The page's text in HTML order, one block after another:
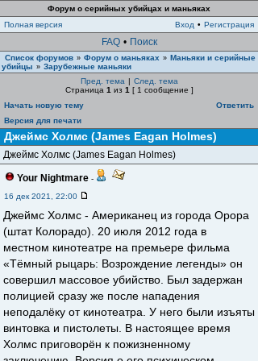
Форум о серийных убийцах и маньяках
Полная версия
Вход • Регистрация
FAQ • Поиск
Список форумов » Форум о маньяках » Маньяки и серийные
убийцы » Зарубежные маньяки
Пред. тема | След. тема
Страница 1 из 1 [ 1 сообщение ]
Начать новую тему
Ответить
Версия для печати
Джеймс Холмс (James Eagan Holmes)
Джеймс Холмс (James Eagan Holmes)
Your Nightmare -
16 дек 2021, 22:00
Джеймс Холмс - Американец из города Орора
(штат Колорадо). 20 июля 2012 года в
местном кинотеатре на премьере фильма
«Тёмный рыцарь: Возрождение легенды» он
совершил массовое убийство. Был задержан
полицией сразу же после нападения
неподалёку от кинотеатра. У него были изъяты
винтовка и пистолеты. В настоящее время
Холмс приговорён к пожизненному